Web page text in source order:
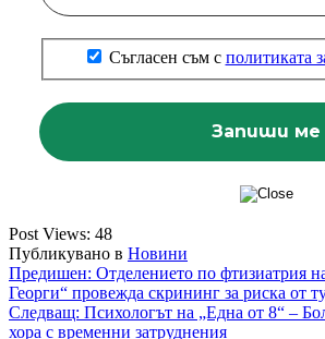
Съгласен съм с политиката
Post Views: 48
Публикувано в Новини
Навигация
Предишен: Отделението по фтизиатрия
Георги“ провежда скрининг за риска от
Следващ: Психологът на „Една от 8“ –
хора с временни затруднения